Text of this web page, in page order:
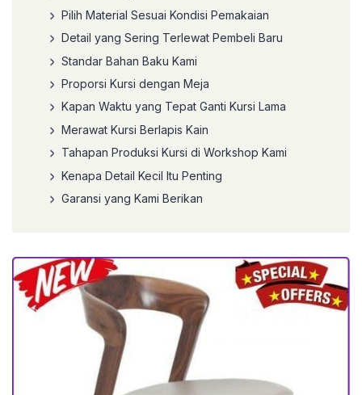
Pilih Material Sesuai Kondisi Pemakaian
Detail yang Sering Terlewat Pembeli Baru
Standar Bahan Baku Kami
Proporsi Kursi dengan Meja
Kapan Waktu yang Tepat Ganti Kursi Lama
Merawat Kursi Berlapis Kain
Tahapan Produksi Kursi di Workshop Kami
Kenapa Detail Kecil Itu Penting
Garansi yang Kami Berikan